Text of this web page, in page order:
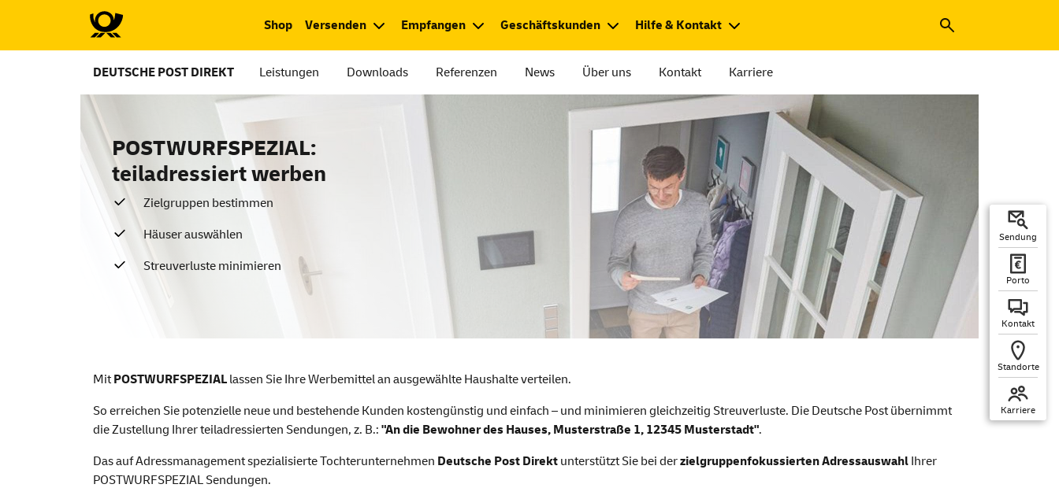
Shop Versenden Empfangen Geschäftskunden Hilfe & Kontakt
DEUTSCHE POST DIREKT Leistungen Downloads Referenzen News Über uns Kontakt Karriere
Sendung
Porto
Kontakt
Standorte
Karriere
POSTWURFSPEZIAL:
teiladressiert werben
Zielgruppen bestimmen
Häuser auswählen
Streuverluste minimieren
POSTWURFSPEZIAL: teiladressiert werben
Mit POSTWURFSPEZIAL lassen Sie Ihre Werbemittel an ausgewählte Haushalte verteilen.
So erreichen Sie potenzielle neue und bestehende Kunden kostengünstig und einfach – und minimieren gleichzeitig Streuverluste. Die Deutsche Post übernimmt
die Zustellung Ihrer teiladressierten Sendungen, z. B.: "An die Bewohner des Hauses, Musterstraße 1, 12345 Musterstadt".
Das auf Adressmanagement spezialisierte Tochterunternehmen Deutsche Post Direkt unterstützt Sie bei derzielgruppenfokussierten Adressauswahl Ihrer
POSTWURFSPEZIAL Sendungen.